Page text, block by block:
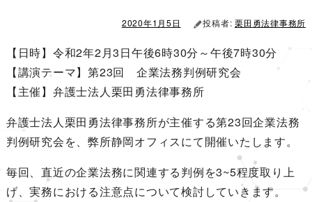
2020年1月5日 投稿者:栗田勇法律事務所
【日時】令和2年2月3日午後6時30分～午後7時30分
【講演テーマ】第23回 企業法務判例研究会
【主催】弁護士法人栗田勇法律事務所
弁護士法人栗田勇法律事務所が主催する第23回企業法務
判例研究会を、弊所静岡オフィスにて開催いたします。
毎回、直近の企業法務に関連する判例を3~5程度取り上
げ、実務における注意点について検討していきます。
ョ
ン